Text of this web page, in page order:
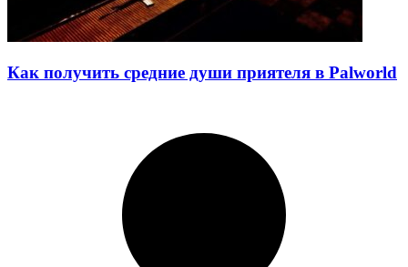
Как получить средние души приятеля в Palworld